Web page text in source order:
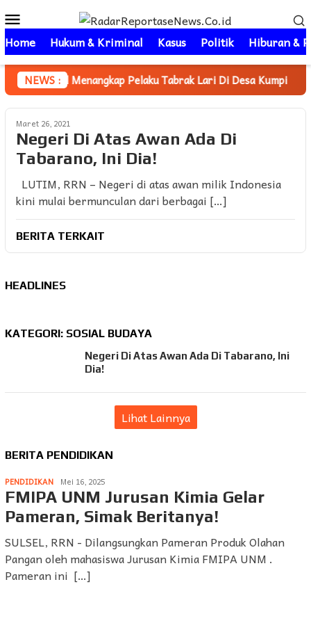
ke
kontenMobile
Home Hukum & Kriminal Kasus Politik Hiburan &
NEWS :
Berhasil Menangkap Pelaku Tabrak Lari Di Desa Kumpi
Maret 26, 2021
Negeri Di Atas Awan Ada Di
Tabarano, Ini Dia!
LUTIM, RRN – Negeri di atas awan milik Indonesia
kini mulai bermunculan dari berbagai […]
BERITA TERKAIT
HEADLINES
KATEGORI: SOSIAL BUDAYA
Negeri Di Atas Awan Ada Di Tabarano, Ini
Dia!
Lihat Lainnya
BERITA PENDIDIKAN
PENDIDIKAN Mei 16, 2025
FMIPA UNM Jurusan Kimia Gelar
Pameran, Simak Beritanya!
SULSEL, RRN - Dilangsungkan Pameran Produk Olahan
Pangan oleh mahasiswa Jurusan Kimia FMIPA UNM .
Pameran ini […]